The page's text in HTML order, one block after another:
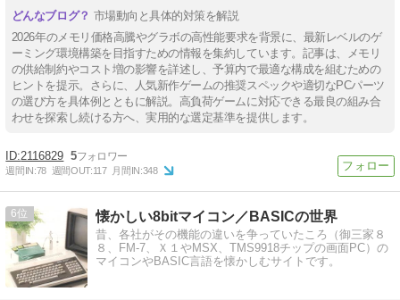
市場動向と具体的対策を解説
2026年のメモリ価格高騰やグラボの高性能要求を背景に、最新レベルのゲ
ーミング環境構築を目指すための情報を集約しています。記事は、メモリ
の供給制約やコスト増の影響を詳述し、予算内で最適な構成を組むための
ヒントを提示。さらに、人気新作ゲームの推奨スペックや適切なPCパーツ
の選び方を具体例とともに解説。高負荷ゲームに対応できる最良の組み合
わせを探索し続ける方へ、実用的な選定基準を提供します。
2116829 5
週間IN:78 週間OUT:117 月間IN:348
6 懐かしい8bitマイコン／BASICの世界
昔、各社がその機能の違いを争っていたころ（御三家８
８、FM-7、Ｘ１やMSX、TMS9918チップの画面PC）の
マイコンやBASIC言語を懐かしむサイトです。